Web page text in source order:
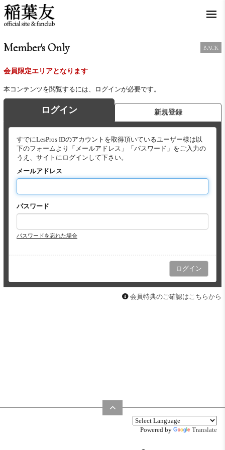
Member's Only BACK
会員限定エリアとなります
本コンテンツを閲覧するには、ログインが必要です。
ログイン 新規登録
すでにLesPros IDのアカウントを取得頂いているユーザー様は以
下のフォームより「メールアドレス」「パスワード」をご入力の
うえ、サイトにログインして下さい。
メールアドレス
パスワード
パスワードを忘れた場合
会員特典のご確認はこちらから
Powered by Translate